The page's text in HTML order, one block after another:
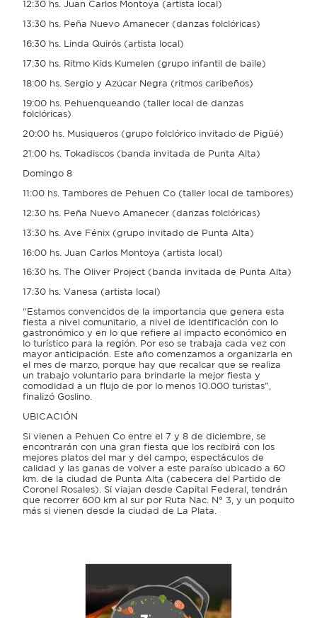
12:30 hs. Juan Carlos Montoya (artista local)
13:30 hs. Peña Nuevo Amanecer (danzas folclóricas)
16:30 hs. Linda Quirós (artista local)
17:30 hs. Ritmo Kids Kumelen (grupo infantil de baile)
18:00 hs. Sergio y Azúcar Negra (ritmos caribeños)
19:00 hs. Pehuenqueando (taller local de danzas
folclóricas)
20:00 hs. Musiqueros (grupo folclórico invitado de Pigüé)
21:00 hs. Tokadiscos (banda invitada de Punta Alta)
Domingo 8
11:00 hs. Tambores de Pehuen Co (taller local de tambores)
12:30 hs. Peña Nuevo Amanecer (danzas folclóricas)
13:30 hs. Ave Fénix (grupo invitado de Punta Alta)
16:00 hs. Juan Carlos Montoya (artista local)
16:30 hs. The Oliver Project (banda invitada de Punta Alta)
17:30 hs. Vanesa (artista local)
“Estamos convencidos de la importancia que genera esta
fiesta a nivel comunitario, a nivel de identificación con lo
gastronómico y en lo que refiere al impacto económico en
lo turístico para la región. Por eso se trabaja cada vez con
mayor anticipación. Este año comenzamos a organizarla en
el mes de marzo, porque hay que recalcar que se realiza
un trabajo voluntario para brindarle la mejor fiesta y
comodidad a un flujo de por lo menos 10.000 turistas”,
finalizó Goslino.
UBICACIÓN
Si vienen a Pehuen Co entre el 7 y 8 de diciembre, se
encontrarán con una gran fiesta que los recibirá con los
mejores platos del mar y del campo, espectáculos de
calidad y las ganas de volver a este paraíso ubicado a 60
km. de la ciudad de Punta Alta (cabecera del Partido de
Coronel Rosales). Si viajan desde Capital Federal, tendrán
que recorrer 600 km al sur por Ruta Nac. N° 3, y un poquito
más si vienen desde la ciudad de La Plata.